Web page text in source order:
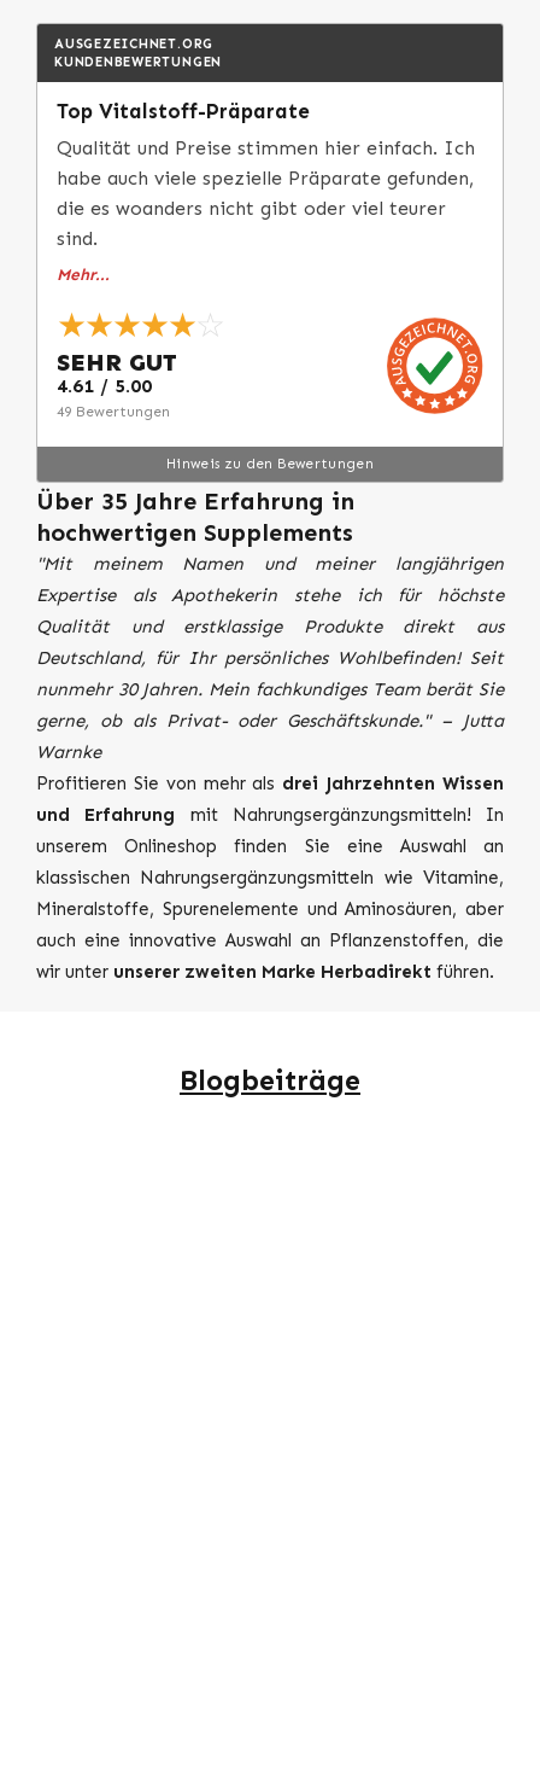
AUSGEZEICHNET.ORG
KUNDENBEWERTUNGEN
Top Vitalstoff-Präparate
Qualität und Preise stimmen hier einfach. Ich
habe auch viele spezielle Präparate gefunden,
die es woanders nicht gibt oder viel teurer
sind.
Mehr...
★★★★★☆
SEHR GUT
4.61 / 5.00
49 Bewertungen
Hinweis zu den Bewertungen
Über 35 Jahre Erfahrung in
hochwertigen Supplements
"Mit meinem Namen und meiner langjährigen
Expertise als Apothekerin stehe ich für höchste
Qualität und erstklassige Produkte direkt aus
Deutschland, für Ihr persönliches Wohlbefinden! Seit
nunmehr 30 Jahren. Mein fachkundiges Team berät Sie
gerne, ob als Privat- oder Geschäftskunde." – Jutta
Warnke
Profitieren Sie von mehr als drei Jahrzehnten Wissen
und Erfahrung mit Nahrungsergänzungsmitteln! In
unserem Onlineshop finden Sie eine Auswahl an
klassischen Nahrungsergänzungsmitteln wie Vitamine,
Mineralstoffe, Spurenelemente und Aminosäuren, aber
auch eine innovative Auswahl an Pflanzenstoffen, die
wir unter unserer zweiten Marke Herbadirekt führen.
Blogbeiträge